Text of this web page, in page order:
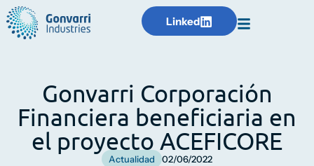
Linked
Gonvarri Corporación
Financiera beneficiaria en
el proyecto ACEFICORE
Actualidad 02/06/2022